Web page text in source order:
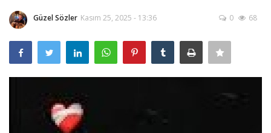
Şarkı Sözleri
Damar Sözler
Güzel Sözler Kasım 25, 2025 - 13:36 0 68